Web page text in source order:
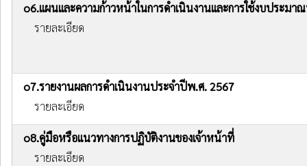
o6.แผนและความก้าวหน้าในการดำเนินงานและการใช้งบประม
รายละเอียด
o7.รายงานผลการดำเนินงานประจำปีพ.ศ. 2567
รายละเอียด
o8.คู่มือหรือแนวทางการปฏิบัติงานของเจ้าหน้าที่
รายละเอียด